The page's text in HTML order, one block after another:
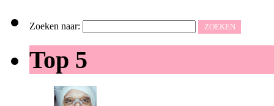
Zoeken naar:
Top 5